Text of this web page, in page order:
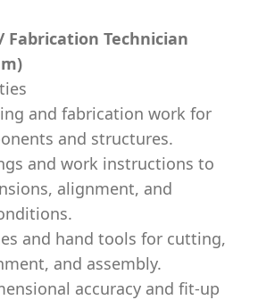
Fabrication Technician
and fabrication work for
and structures.
and work instructions to
alignment, and
and hand tools for cutting,
and assembly.
accuracy and fit-up